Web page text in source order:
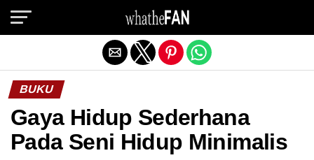
BUKU
Gaya Hidup Sederhana
Pada Seni Hidup Minimalis
Exit mobile version